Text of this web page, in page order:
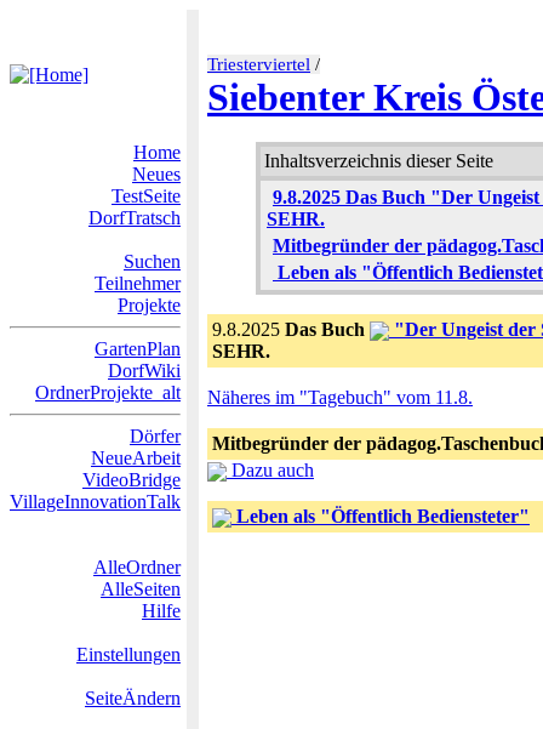
Triesterviertel /
Siebenter Kreis
Home
Neues
TestSeite
DorfTratsch
Suchen
Teilnehmer
Projekte
GartenPlan
DorfWiki
OrdnerProjekte_alt
Dörfer
NeueArbeit
VideoBridge
VillageInnovationTalk
AlleOrdner
AlleSeiten
Hilfe
Einstellungen
SeiteÄndern
Inhaltsverzeichnis dieser Seite
9.8.2025 Das Buch "Der
SEHR.
Mitbegründer der
Leben als "Öffentlich
9.8.2025 Das Buch
"Der Ungeist der
SEHR.
Näheres im "Tagebuch" vom 11.8.
Mitbegründer der
Dazu auch
Leben als "Öffentlich Bediensteter"